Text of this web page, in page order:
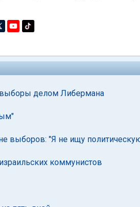
выборы делом Либермана
выборов: "Я не ищу
коммунистов